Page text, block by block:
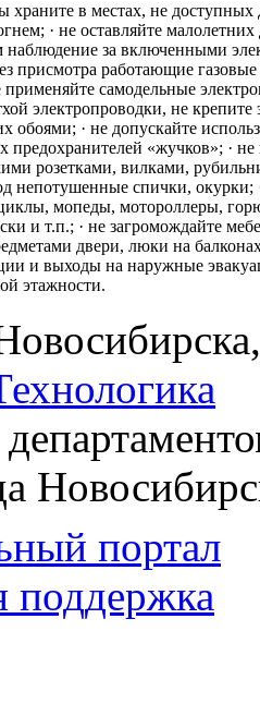
храните в местах, не доступных
· не оставляйте малолетних
наблюдение за включенными
присмотра работающие
самодельные
электропроводки, не крепите
обоями; · не допускайте
предохранителей «жучков»; · не
розетками, вилками,
непотушенные спички, окурки;
мопеды, мотороллеры,
и т.п.; · не загромождайте
двери, люки на
и выходы на наружные
этажности.
портал
поддержка